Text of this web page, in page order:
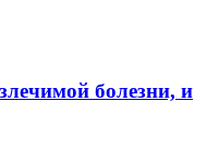
болезни, и